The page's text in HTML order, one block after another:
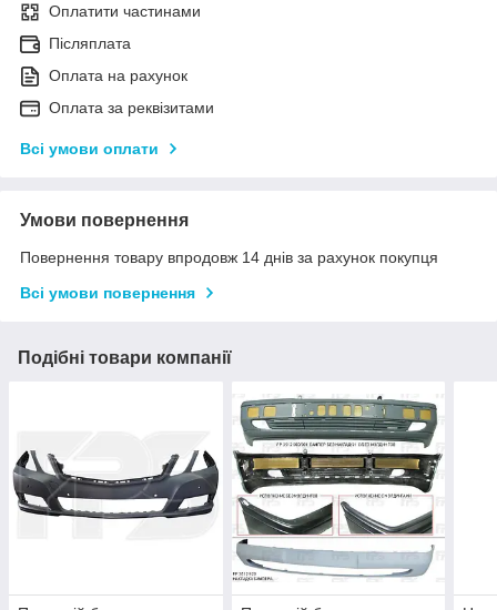
Оплатити частинами
Післяплата
Оплата на рахунок
Оплата за реквізитами
Всі умови оплати
Умови повернення
Повернення товару впродовж 14 днів за рахунок покупця
Всі умови повернення
Подібні товари компанії